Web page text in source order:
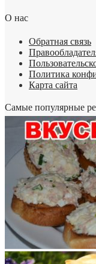
О нас
Обратная связь
Политика
Карта сайта
Самые популярные